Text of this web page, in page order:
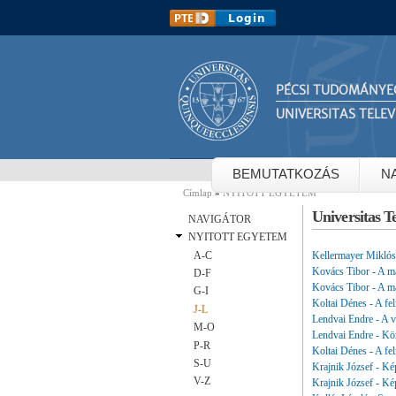
PÉCSI
UNIVERSITAS
BEMUTATKOZÁS
Jelenlegi hely
Címlap»NYITOTT EGYETEM
NAVIGÁTOR
NYITOTT EGYETEM
A-C
D-F
G-I
J-L
M-O
P-R
S-U
V-Z
Universitas
Kellermayer
Kovács Tibor - A
Kovács Tibor - A
Koltai Dénes - A
Lendvai Endre - A
Lendvai Endre -
Koltai Dénes - A
Krajnik József -
Krajnik József -